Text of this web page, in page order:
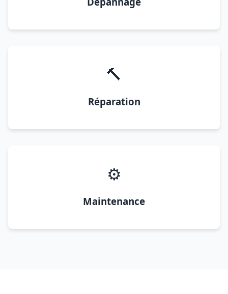
🔨
Réparation
⚙️
Maintenance